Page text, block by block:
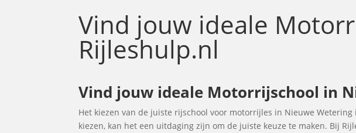
Vind jouw ideale
Rijleshulp.nl
Vind jouw ideale Motorrijschool in
Het kiezen van de juiste rijschool voor motorrijles in Nieuwe
kiezen, kan het een uitdaging zijn om de juiste keuze te maken. Bij